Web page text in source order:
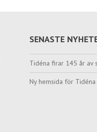
SENASTE
Tidéna firar 145 år av
Ny hemsida för Tidéna